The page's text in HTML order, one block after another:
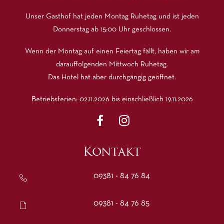
Unser Gasthof hat jeden Montag Ruhetag und ist jeden
Donnerstag ab 15:00 Uhr geschlossen.
Wenn der Montag auf einen Feiertag fällt, haben wir am
darauffolgenden Mittwoch Ruhetag.
Das Hotel hat aber durchgängig geöffnet.
Betriebsferien: 02.11.2026 bis einschließlich 19.11.2026
Kontakt
09381 - 84 76 84
09381 - 84 76 85